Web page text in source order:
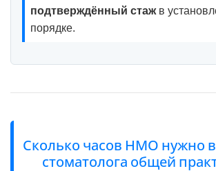
подтверждённый стажв
порядке.
Сколько часов НМО нужно
стоматолога общей